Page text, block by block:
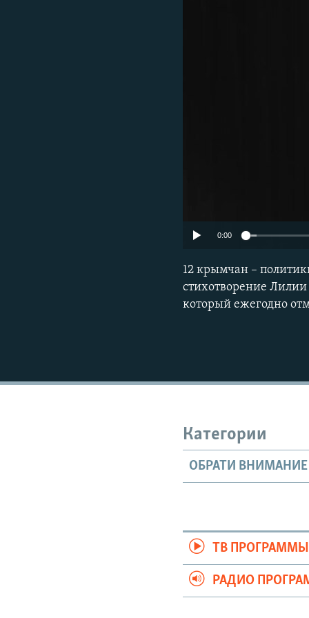
0:00
12 крымчан –
стихотворение
который ежегодно
Категории
ОБРАТИ ВНИМАНИЕ
ТВ ПРОГРАММЫ
РАДИО